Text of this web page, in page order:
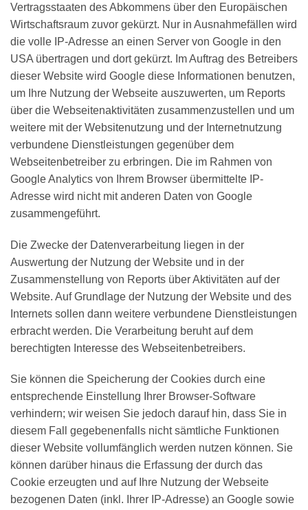
Vertragsstaaten des Abkommens über den Europäischen
Wirtschaftsraum zuvor gekürzt. Nur in Ausnahmefällen wird
die volle IP-Adresse an einen Server von Google in den
USA übertragen und dort gekürzt. Im Auftrag des Betreibers
dieser Website wird Google diese Informationen benutzen,
um Ihre Nutzung der Webseite auszuwerten, um Reports
über die Webseitenaktivitäten zusammenzustellen und um
weitere mit der Websitenutzung und der Internetnutzung
verbundene Dienstleistungen gegenüber dem
Webseitenbetreiber zu erbringen. Die im Rahmen von
Google Analytics von Ihrem Browser übermittelte IP-
Adresse wird nicht mit anderen Daten von Google
zusammengeführt.
Die Zwecke der Datenverarbeitung liegen in der
Auswertung der Nutzung der Website und in der
Zusammenstellung von Reports über Aktivitäten auf der
Website. Auf Grundlage der Nutzung der Website und des
Internets sollen dann weitere verbundene Dienstleistungen
erbracht werden. Die Verarbeitung beruht auf dem
berechtigten Interesse des Webseitenbetreibers.
Sie können die Speicherung der Cookies durch eine
entsprechende Einstellung Ihrer Browser-Software
verhindern; wir weisen Sie jedoch darauf hin, dass Sie in
diesem Fall gegebenenfalls nicht sämtliche Funktionen
dieser Website vollumfänglich werden nutzen können. Sie
können darüber hinaus die Erfassung der durch das
Cookie erzeugten und auf Ihre Nutzung der Webseite
bezogenen Daten (inkl. Ihrer IP-Adresse) an Google sowie